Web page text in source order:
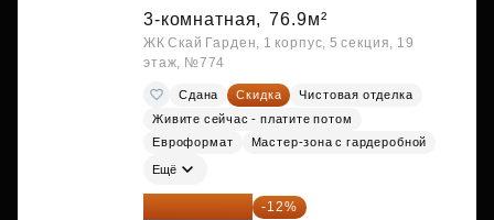
3-комнатная, 76.9м²
ЖК Скай Гарден, 1 корпус, 5 секция, 19
этаж, №774
Сдана Скидка
Чистовая отделка
Живите сейчас - платите потом
Евроформат
Мастер-зона с гардеробной
Ещё
36 854 171 ₽ -12%